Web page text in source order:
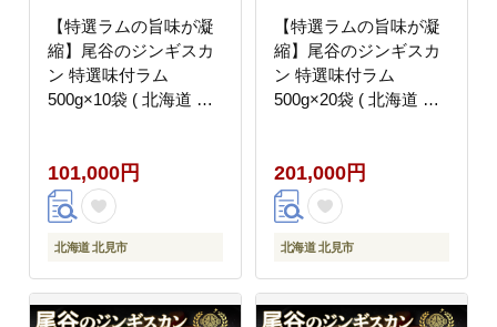
【特選ラムの旨味が凝
縮】尾谷のジンギスカ
ン 特選味付ラム
500g×10袋 ( 北海道 肉
0030】
101,000円
北海道 北見市
【特選ラムの旨味が凝
縮】尾谷のジンギスカ
ン 特選味付ラム
500g×20袋 ( 北海道 肉
0032】
201,000円
北海道 北見市